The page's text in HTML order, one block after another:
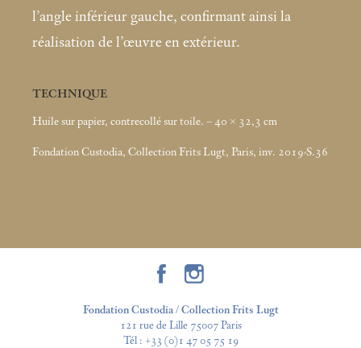
l’angle inférieur gauche, confirmant ainsi la
réalisation de l’œuvre en extérieur.
TECHNIQUE
Huile sur papier, contrecollé sur toile. – 40 × 32,3 cm
Fondation Custodia, Collection Frits Lugt, Paris, inv. 2019-S.36
Fondation Custodia / Collection Frits Lugt
121 rue de Lille 75007 Paris
Tél : +33 (0)1 47 05 75 19